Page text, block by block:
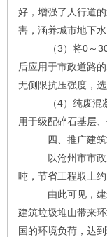
好，增强了人行道
害，涵养城市地下水
（3）将0～
后应用于市政道路
无侧限抗压强度，
（4）纯废混凝土
用于级配碎石基层
四、推广建筑垃
以沧州市市政工
吨，节省工程取土
由此可见，建筑
建筑垃圾堆山带来
国的环境负荷，达